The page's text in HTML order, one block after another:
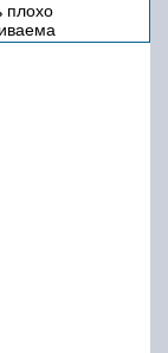
плохо